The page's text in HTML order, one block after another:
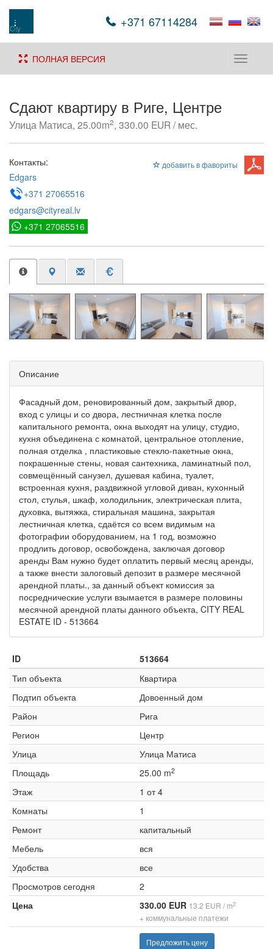
+371 67114284
Toggle
ПОЛНАЯ ВЕРСИЯ
Сдают квартиру в Риге, Центре
Улица Матиса, 25.00m2, 330.00 EUR / мес.
добавить в фавориты
Контакты:
Edgars
+371 27065516
edgars@cityreal.lv
+371 27065516
Описание
Фасадный дом, реновированный дом, закрытый двор,
вход с улицы и со двора, лестничная клетка после
капитального ремонта, окна выходят на улицу, студио,
кухня объединена с комнатой, центральное отопление,
полная отделка , пластиковые стекло-пакетные окна,
покрашенные стены, новая сантехника, ламинатный пол,
совмещённый санузел, душевая кабина, туалет,
встроенная кухня, раздвижной угловой диван, кухонный
стол, стулья, шкаф, холодильник, электрическая плита,
духовка, вытяжка, стиральная машина, закрытая
лестничная клетка, сдаётся со всем видимым на
фотографии оборудованием, на 1 год, возможно
продлить договор, освобождена, заключая договор
аренды Вам нужно будет оплатить первый месяц аренды,
а также внести залоговый депозит в размере месячной
арендной платы., за данный объект комиссия за
посреднические услуги взымается в размере половины
месячной арендной платы данного объекта, CITY REAL
ESTATE ID - 513664
ID
513664
Тип объекта
Квартира
Подтип объекта
Довоенный дом
Район
Рига
Регион
Центр
Улица
Улица Матиса
Площадь
25.00 m2
Этаж
1 от 4
Комнаты
1
Ремонт
капитальный
Мебель
вся
Удобства
все
Просмотров сегодня
2
Цена
330.00 EUR 13.2 EUR / m2
+ коммунальные платежи
Предложить цену